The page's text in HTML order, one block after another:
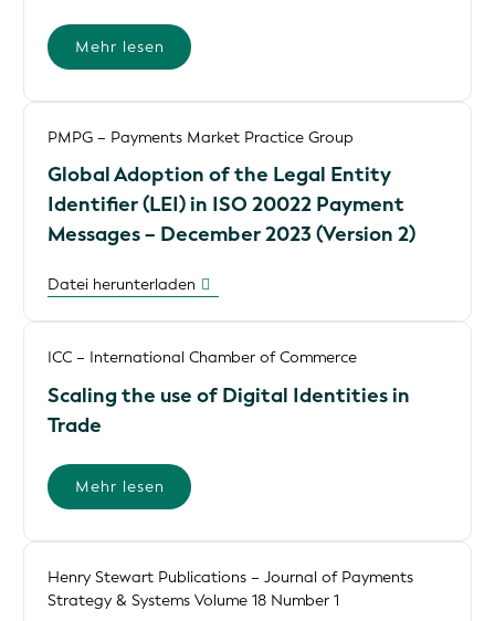
Mehr lesen
PMPG – Payments Market Practice Group
Global Adoption of the Legal Entity
Identifier (LEI) in ISO 20022 Payment
Messages – December 2023 (Version 2)
Datei herunterladen
ICC – International Chamber of Commerce
Scaling the use of Digital Identities in
Trade
Mehr lesen
Henry Stewart Publications – Journal of Payments
Strategy & Systems Volume 18 Number 1